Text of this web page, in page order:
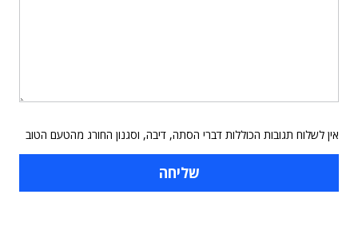
אין לשלוח תגובות הכוללות דברי הסתה, דיבה, וסגנון החורג מהטעם הטוב